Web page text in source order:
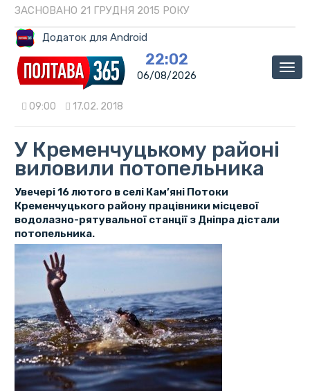
ЗАСНОВАНО 21 ГРУДНЯ 2015 РОКУ
Додаток для Android
22:02
06/08/2026
09:00 17.02. 2018
У Кременчуцькому районі
виловили потопельника
Увечері 16 лютого в селі Кам’яні Потоки
Кременчуцького району працівники місцевої
водолазно-рятувальної станції з Дніпра дістали
потопельника.